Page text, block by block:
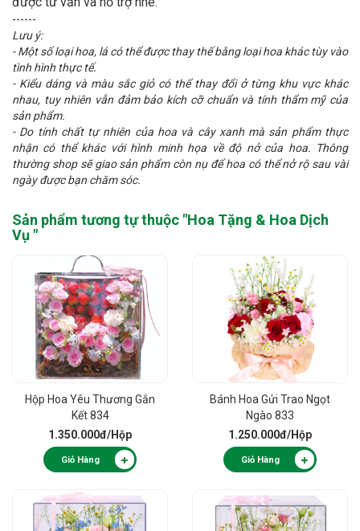
------
Lưu ý:
- Một số loại hoa, lá có thể được thay thế bằng loại hoa khác tùy vào
tình hình thực tế.
- Kiểu dáng và màu sắc giỏ có thể thay đổi ở từng khu vực khác
nhau, tuy nhiên vẫn đảm bảo kích cỡ chuẩn và tính thẩm mỹ của
sản phẩm.
- Do tính chất tự nhiên của hoa và cây xanh mà sản phẩm thực
nhận có thể khác với hình minh họa về độ nở của hoa. Thông
thường shop sẽ giao sản phẩm còn nụ để hoa có thể nở rộ sau vài
ngày được bạn chăm sóc.
Sản phẩm tương tự thuộc "Hoa Tặng & Hoa Dịch
Vụ "
Hộp Hoa Yêu Thương Gắn
Kết 834
1.350.000đ/Hộp
Giỏ Hàng
Bánh Hoa Gửi Trao Ngọt
Ngào 833
1.250.000đ/Hộp
Giỏ Hàng